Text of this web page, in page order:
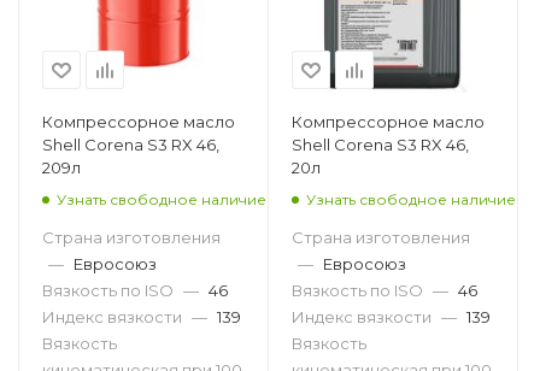
Компрессорное масло
Shell Corena S3 RX 46,
209л
Узнать свободное наличие
Страна изготовления
— Евросоюз
Вязкость по ISO — 46
Индекс вязкости — 139
Вязкость
Компрессорное масло
Shell Corena S3 RX 46,
20л
Узнать свободное наличие
Страна изготовления
— Евросоюз
Вязкость по ISO — 46
Индекс вязкости — 139
Вязкость